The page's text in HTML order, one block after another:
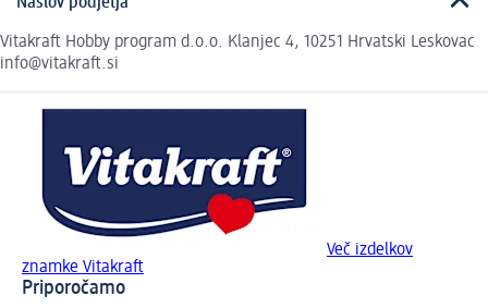
Vitakraft Hobby program d.o.o. Klanjec 4, 10251 Hrvatski Leskovac
info@vitakraft.si
Več izdelkov
znamke Vitakraft
Priporočamo